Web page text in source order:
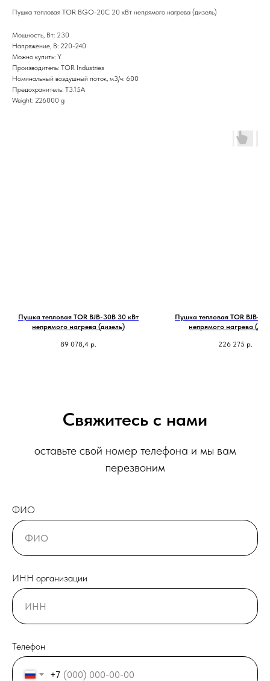
Пушка тепловая TOR BGO-20C 20 кВт непрямого нагрева (дизель)
Мощность, Вт: 230
Напряжение, В: 220-240
Можно купить: Y
Производитель: TOR Industries
Номинальный воздушный поток, м3/ч: 600
Предохранитель: T3.15A
Weight: 226000 g
Пушка тепловая TOR BJB-30B 30 кВт
непрямого нагрева (дизель)
89 078,4 р.
Пушка тепловая TOR BJB-
непрямого нагрева
226 275 р.
Свяжитесь с нами
оставьте свой номер телефона и мы вам
перезвоним
ФИО
ИНН организации
Телефон
+7